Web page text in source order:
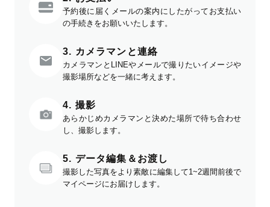
予約後に届くメールの案内にしたがってお支払い
の手続きをお願いいたします。
3. カメラマンと連絡
カメラマンとLINEやメールで撮りたいイメージや
撮影場所などを一緒に考えます。
4. 撮影
あらかじめカメラマンと決めた場所で待ち合わせ
し、撮影します。
5. データ編集＆お渡し
撮影した写真をより素敵に編集して1~2週間前後で
マイページにお届けします。